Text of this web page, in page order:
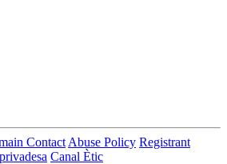
Contact Abuse Policy Registrant
Canal Ètic